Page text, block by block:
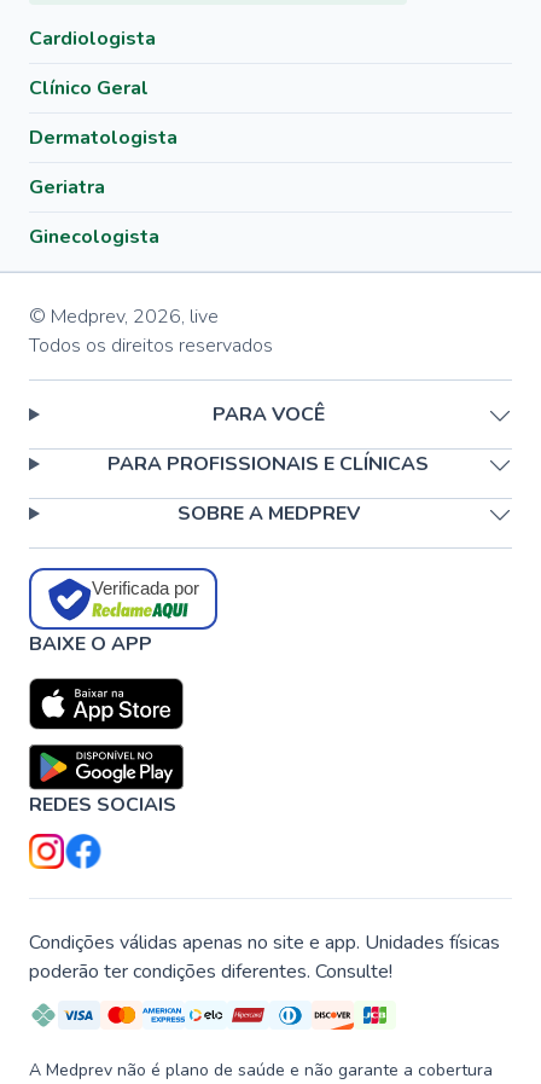
Cardiologista
Clínico Geral
Dermatologista
Geriatra
Ginecologista
© Medprev, 2026, live
Todos os direitos reservados
PARA VOCÊ
PARA PROFISSIONAIS E CLÍNICAS
SOBRE A MEDPREV
Verificada por
BAIXE O APP
REDES SOCIAIS
Condições válidas apenas no site e app. Unidades físicas
poderão ter condições diferentes. Consulte!
A Medprev não é plano de saúde e não garante a cobertura